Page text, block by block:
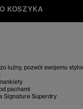
KOSZYKA
luźny, pozwól swojemu
pachami
Signature Superdry